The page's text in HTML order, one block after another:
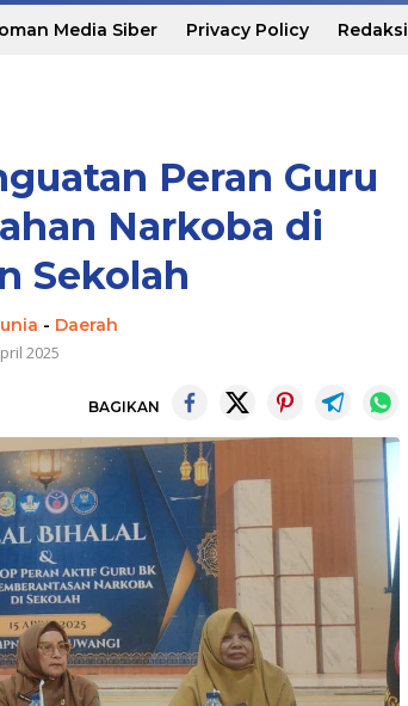
Media Siber Privacy Policy Redaksi
Peran Guru
Narkoba di
Sekolah
- Daerah
2025
BAGIKAN